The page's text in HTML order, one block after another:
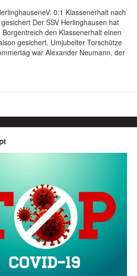
0:1 Klassenerhalt nach
Der SSV Herlinghausen hat
den Klassenerhalt einen
gesichert. Umjubelter Torschütze
war Alexander Neumann, der